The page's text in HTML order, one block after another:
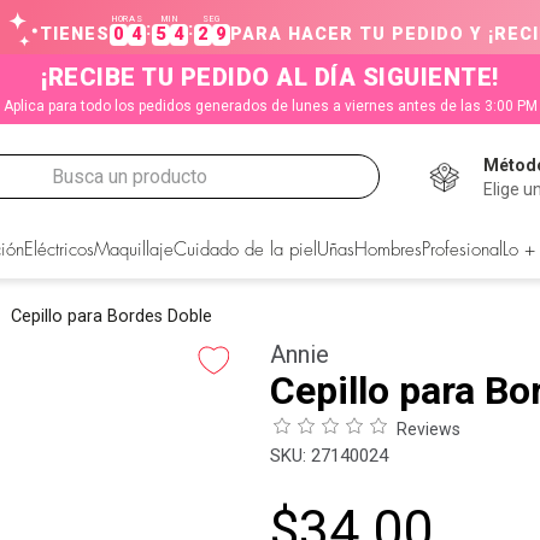
TIENES
HORAS
0 4:
MIN
5 4:
SEG
2 9 PARA HACER TU PEDIDO Y
¡RECIBE TU PEDIDO AL DÍA SIGUIENTE!
Aplica para todo los pedidos generados de lunes a viernes antes de las 3:00 PM
Busca un producto
Elige
EléctricosMaquillajeCuidado de la piel Uñas Hombres Profesional Lo
Cepillo para Bordes Doble
Annie
Cepillo para
Reviews
: 27140024